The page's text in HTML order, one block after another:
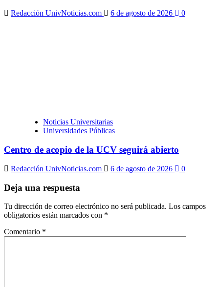
Redacción UnivNoticias.com 6 de agosto de 2026 0
Noticias Universitarias
Universidades Públicas
Centro de acopio de la UCV seguirá abierto
Redacción UnivNoticias.com 6 de agosto de 2026 0
Deja una respuesta
Tu dirección de correo electrónico no será publicada. Los campos
obligatorios están marcados con *
Comentario *